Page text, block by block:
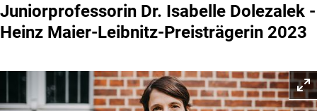
Juniorprofessorin Dr. Isabelle Dolezalek -
Heinz Maier-Leibnitz-Preisträgerin 2023